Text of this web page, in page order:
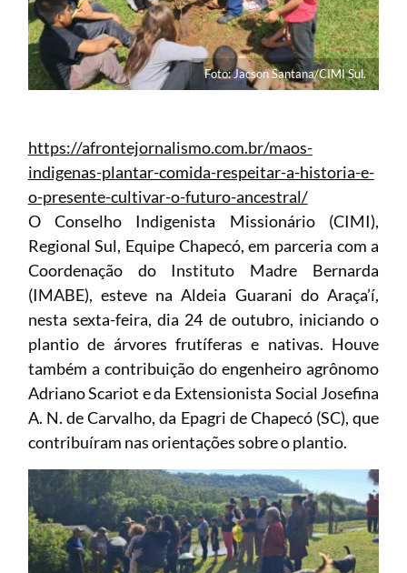
Foto: Jacson Santana/CIMI Sul.
https://afrontejornalismo.com.br/maos-
indigenas-plantar-comida-respeitar-a-historia-e-
o-presente-cultivar-o-futuro-ancestral/
O Conselho Indigenista Missionário (CIMI),
Regional Sul, Equipe Chapecó, em parceria com a
Coordenação do Instituto Madre Bernarda
(IMABE), esteve na Aldeia Guarani do Araça’í,
nesta sexta-feira, dia 24 de outubro, iniciando o
plantio de árvores frutíferas e nativas. Houve
também a contribuição do engenheiro agrônomo
Adriano Scariot e da Extensionista Social Josefina
A. N. de Carvalho, da Epagri de Chapecó (SC), que
contribuíram nas orientações sobre o plantio.